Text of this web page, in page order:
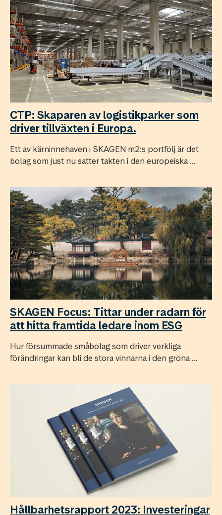
CTP: Skaparen av logistikparker som
driver tillväxten i Europa.
Ett av kärninnehaven i SKAGEN m2:s portfölj är det
bolag som just nu sätter takten i den europeiska ...
SKAGEN Focus: Tittar under radarn för
att hitta framtida ledare inom ESG
Hur försummade småbolag som driver verkliga
förändringar kan bli de stora vinnarna i den gröna ...
Hållbarhetsrapport 2023: Investeringar